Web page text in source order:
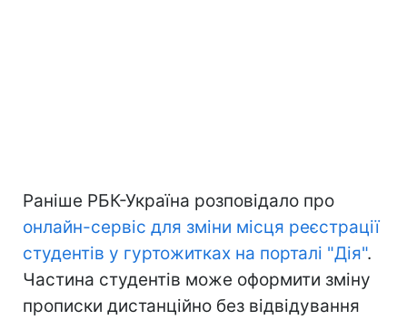
Раніше РБК-Україна розповідало про
онлайн-сервіс для зміни місця реєстрації
студентів у гуртожитках на порталі "Дія".
Частина студентів може оформити зміну
прописки дистанційно без відвідування